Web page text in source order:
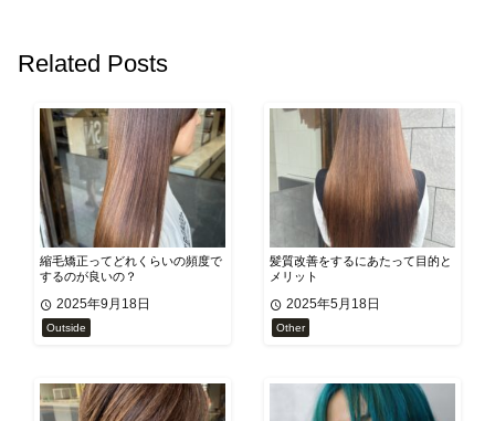
Related Posts
縮毛矯正ってどれくらいの頻度で
するのが良いの？
2025年9月18日
Outside
髪質改善をするにあたって目的と
メリット
2025年5月18日
Other